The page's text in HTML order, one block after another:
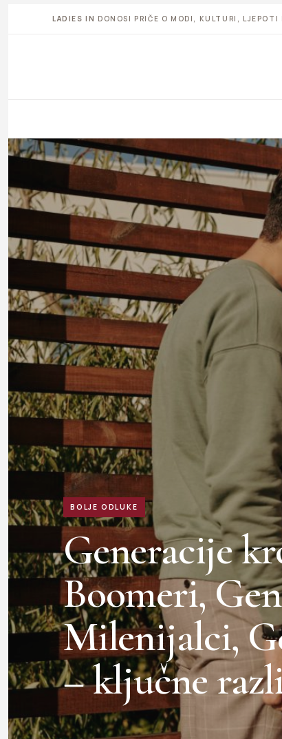
LADIES IN DONOSI PRIČE O MODI, KULTURI,
BOLJE ODLUKE
Generacije
Boomeri,
Milenijalci,
– ključne